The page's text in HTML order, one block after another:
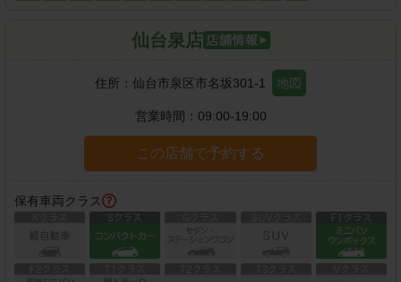
仙台泉店
住所： 仙台市泉区市名坂301-1 地図
営業時間： 09:00-19:00
この店舗で予約する
保有車両クラス